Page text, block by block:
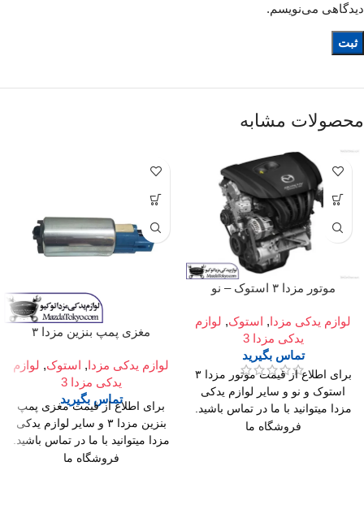
دیدگاهی می‌نویسم.
محصولات مشابه
موتور مزدا ۳ استوک – نو
لوازم یدکی مزدا, استوک, لوازم
یدکی مزدا 3
تماس بگیرید
برای اطلاع از قیمت موتور مزدا ۳
استوک و نو و سایر لوازم یدکی
مزدا میتوانید با ما در تماس باشید.
فروشگاه ما
مغزی پمپ بنزین مزدا ۳
لوازم یدکی مزدا, استوک, لوازم
یدکی مزدا 3
تماس بگیرید
برای اطلاع از قیمت مغزی پمپ
بنزین مزدا ۳ و سایر لوازم یدکی
مزدا میتوانید با ما در تماس باشید.
فروشگاه ما